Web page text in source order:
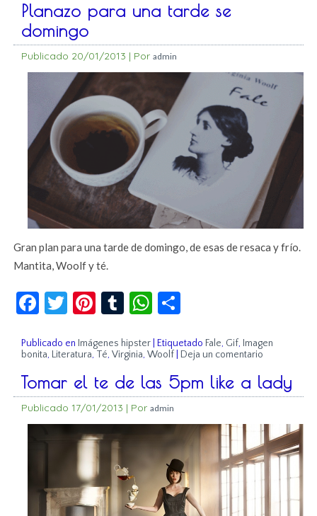
Planazo para una tarde se
domingo
Publicado 20/01/2013 | Por admin
Gran plan para una tarde de domingo, de esas de resaca y frío.
Mantita, Woolf y té.
Facebook
Twitter
Pinterest
TumblrWhatsApp
Publicado en Imágenes hipster |Etiquetado Fale, Gif, Imagen
bonita, Literatura, Té,Virginia,Woolf Deja un comentario
Tomar el te de las 5pm like a lady
Publicado 17/01/2013 | Por admin